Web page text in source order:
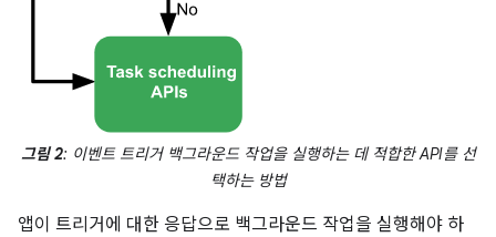
그림 2: 이벤트 트리거 백그라운드 작업을 실행하는 데 적합한 API를 선
택하는 방법
앱이 트리거에 대한 응답으로 백그라운드 작업을 실행해야 하